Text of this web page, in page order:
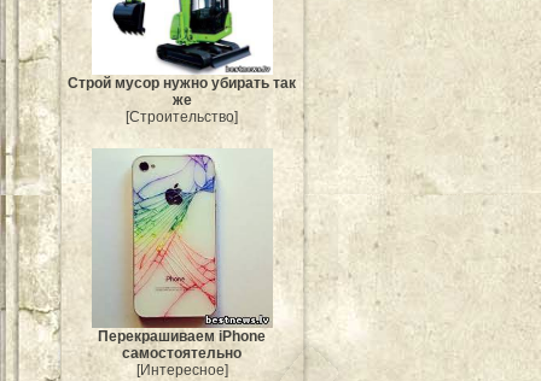
Строй мусор нужно убирать так
же
[Строительство]
Перекрашиваем iPhone
самостоятельно
[Интересное]